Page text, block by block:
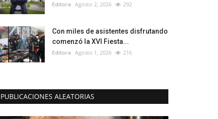
Editora Agosto 2, 2026 292
Con miles de asistentes disfrutando
comenzó la XVI Fiesta...
Editora Agosto 1, 2026 216
PUBLICACIONES ALEATORIAS